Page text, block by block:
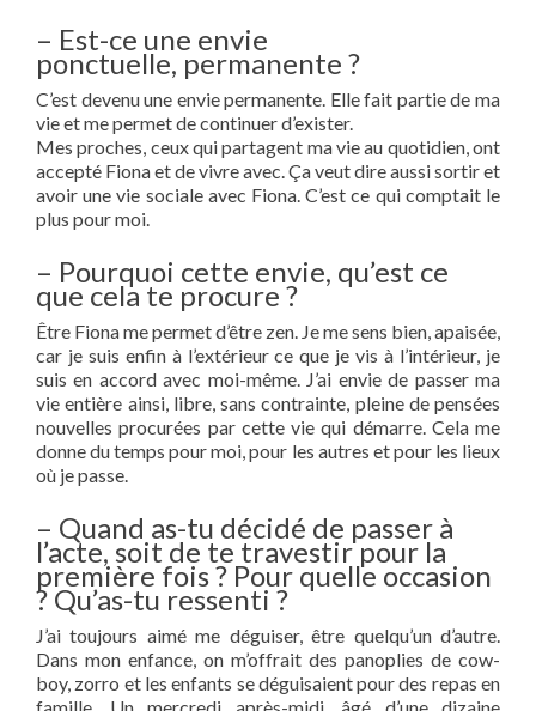
– Est-ce une envie
ponctuelle, permanente ?
C’est devenu une envie permanente. Elle fait partie de ma
vie et me permet de continuer d’exister.
Mes proches, ceux qui partagent ma vie au quotidien, ont
accepté Fiona et de vivre avec. Ça veut dire aussi sortir et
avoir une vie sociale avec Fiona. C’est ce qui comptait le
plus pour moi.
– Pourquoi cette envie, qu’est ce
que cela te procure ?
Être Fiona me permet d’être zen. Je me sens bien, apaisée,
car je suis enfin à l’extérieur ce que je vis à l’intérieur, je
suis en accord avec moi-même. J’ai envie de passer ma
vie entière ainsi, libre, sans contrainte, pleine de pensées
nouvelles procurées par cette vie qui démarre. Cela me
donne du temps pour moi, pour les autres et pour les lieux
où je passe.
– Quand as-tu décidé de passer à
l’acte, soit de te travestir pour la
première fois ? Pour quelle occasion
? Qu’as-tu ressenti ?
J’ai toujours aimé me déguiser, être quelqu’un d’autre.
Dans mon enfance, on m’offrait des panoplies de cow-
boy, zorro et les enfants se déguisaient pour des repas en